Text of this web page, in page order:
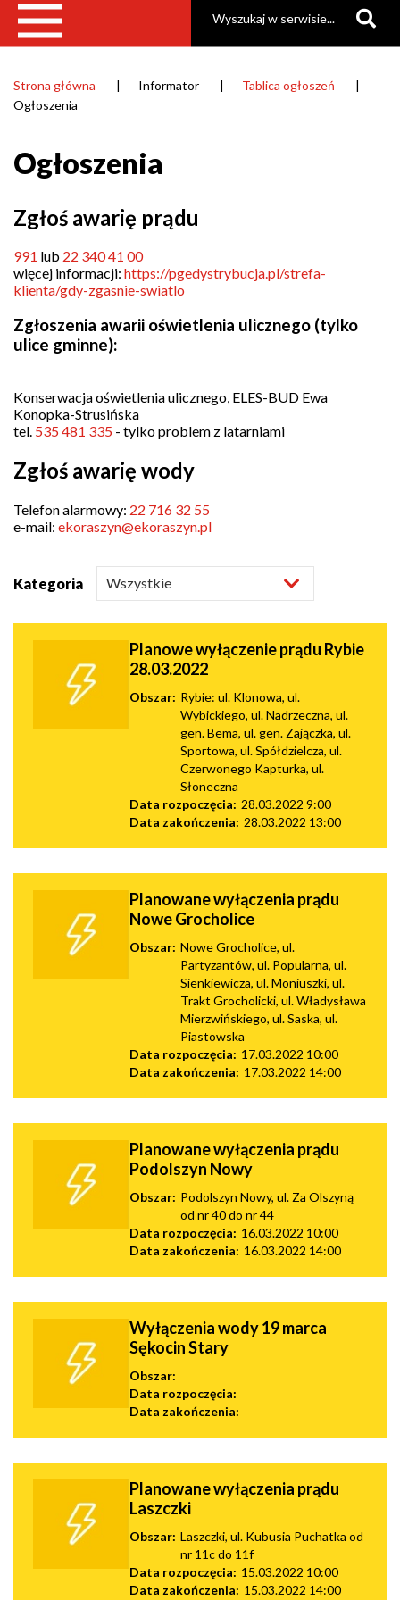
Ścieżka
Strona główna Informator
Tablica ogłoszeń
Ogłoszenia
Ogłoszenia
Zgłoś awarię prądu
991 lub 22 340 41 00
więcej informacji: https://pgedystrybucja.pl/strefa-
klienta/gdy-zgasnie-swiatlo
Zgłoszenia awarii oświetlenia ulicznego (tylko
ulice gminne):
Konserwacja oświetlenia ulicznego, ELES-BUD Ewa
Konopka-Strusińska
tel. 535 481 335 - tylko problem z latarniami
Zgłoś awarię wody
Telefon alarmowy: 22 716 32 55
e-mail: ekoraszyn@ekoraszyn.pl
Kategoria
Planowe wyłączenie prądu Rybie
28.03.2022
Obszar: Rybie: ul. Klonowa, ul.
Wybickiego, ul. Nadrzeczna, ul.
gen. Bema, ul. gen. Zajączka, ul.
Sportowa, ul. Spółdzielcza, ul.
Czerwonego Kapturka, ul.
Słoneczna
Data rozpoczęcia: 28.03.2022 9:00
Data zakończenia: 28.03.2022 13:00
Planowane wyłączenia prądu
Nowe Grocholice
Obszar: Nowe Grocholice, ul.
Partyzantów, ul. Popularna, ul.
Sienkiewicza, ul. Moniuszki, ul.
Trakt Grocholicki, ul. Władysława
Mierzwińskiego, ul. Saska, ul.
Piastowska
Data rozpoczęcia: 17.03.2022 10:00
Data zakończenia: 17.03.2022 14:00
Planowane wyłączenia prądu
Podolszyn Nowy
Obszar: Podolszyn Nowy, ul. Za Olszyną
od nr 40 do nr 44
Data rozpoczęcia: 16.03.2022 10:00
Data zakończenia: 16.03.2022 14:00
Wyłączenia wody 19 marca
Sękocin Stary
Obszar:
Data rozpoczęcia:
Data zakończenia:
Planowane wyłączenia prądu
Laszczki
Obszar: Laszczki, ul. Kubusia Puchatka od
nr 11c do 11f
Data rozpoczęcia: 15.03.2022 10:00
Data zakończenia: 15.03.2022 14:00